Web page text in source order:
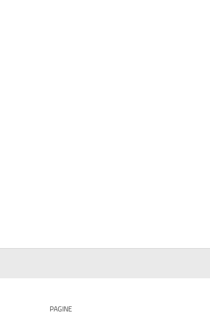
PAGINE